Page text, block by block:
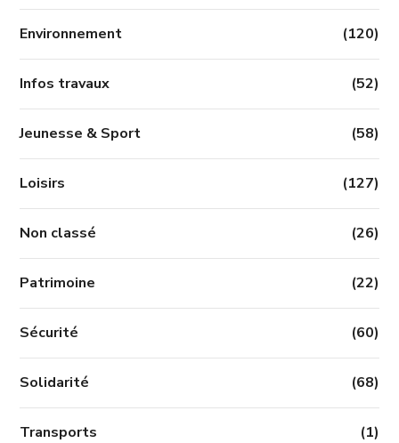
Environnement (120)
Infos travaux (52)
Jeunesse & Sport (58)
Loisirs (127)
Non classé (26)
Patrimoine (22)
Sécurité (60)
Solidarité (68)
Transports (1)